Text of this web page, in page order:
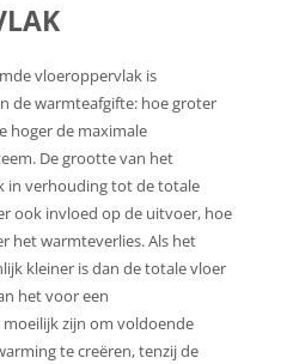
vloeroppervlak is
de warmteafgifte: hoe groter
hoger de maximale
De grootte van het
in verhouding tot de totale
ook invloed op de uitvoer, hoe
het warmteverlies. Als het
kleiner is dan de totale vloer
het voor een
zijn om voldoende
te creëren, tenzij de